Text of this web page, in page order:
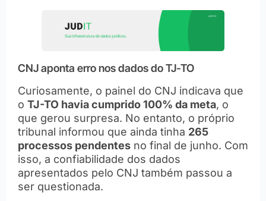
CNJ aponta erro nos dados do TJ-TO
Curiosamente, o painel do CNJ indicava que
o TJ-TO havia cumprido 100% da meta, o
que gerou surpresa. No entanto, o próprio
tribunal informou que ainda tinha 265
processos pendentes no final de junho. Com
isso, a confiabilidade dos dados
apresentados pelo CNJ também passou a
ser questionada.